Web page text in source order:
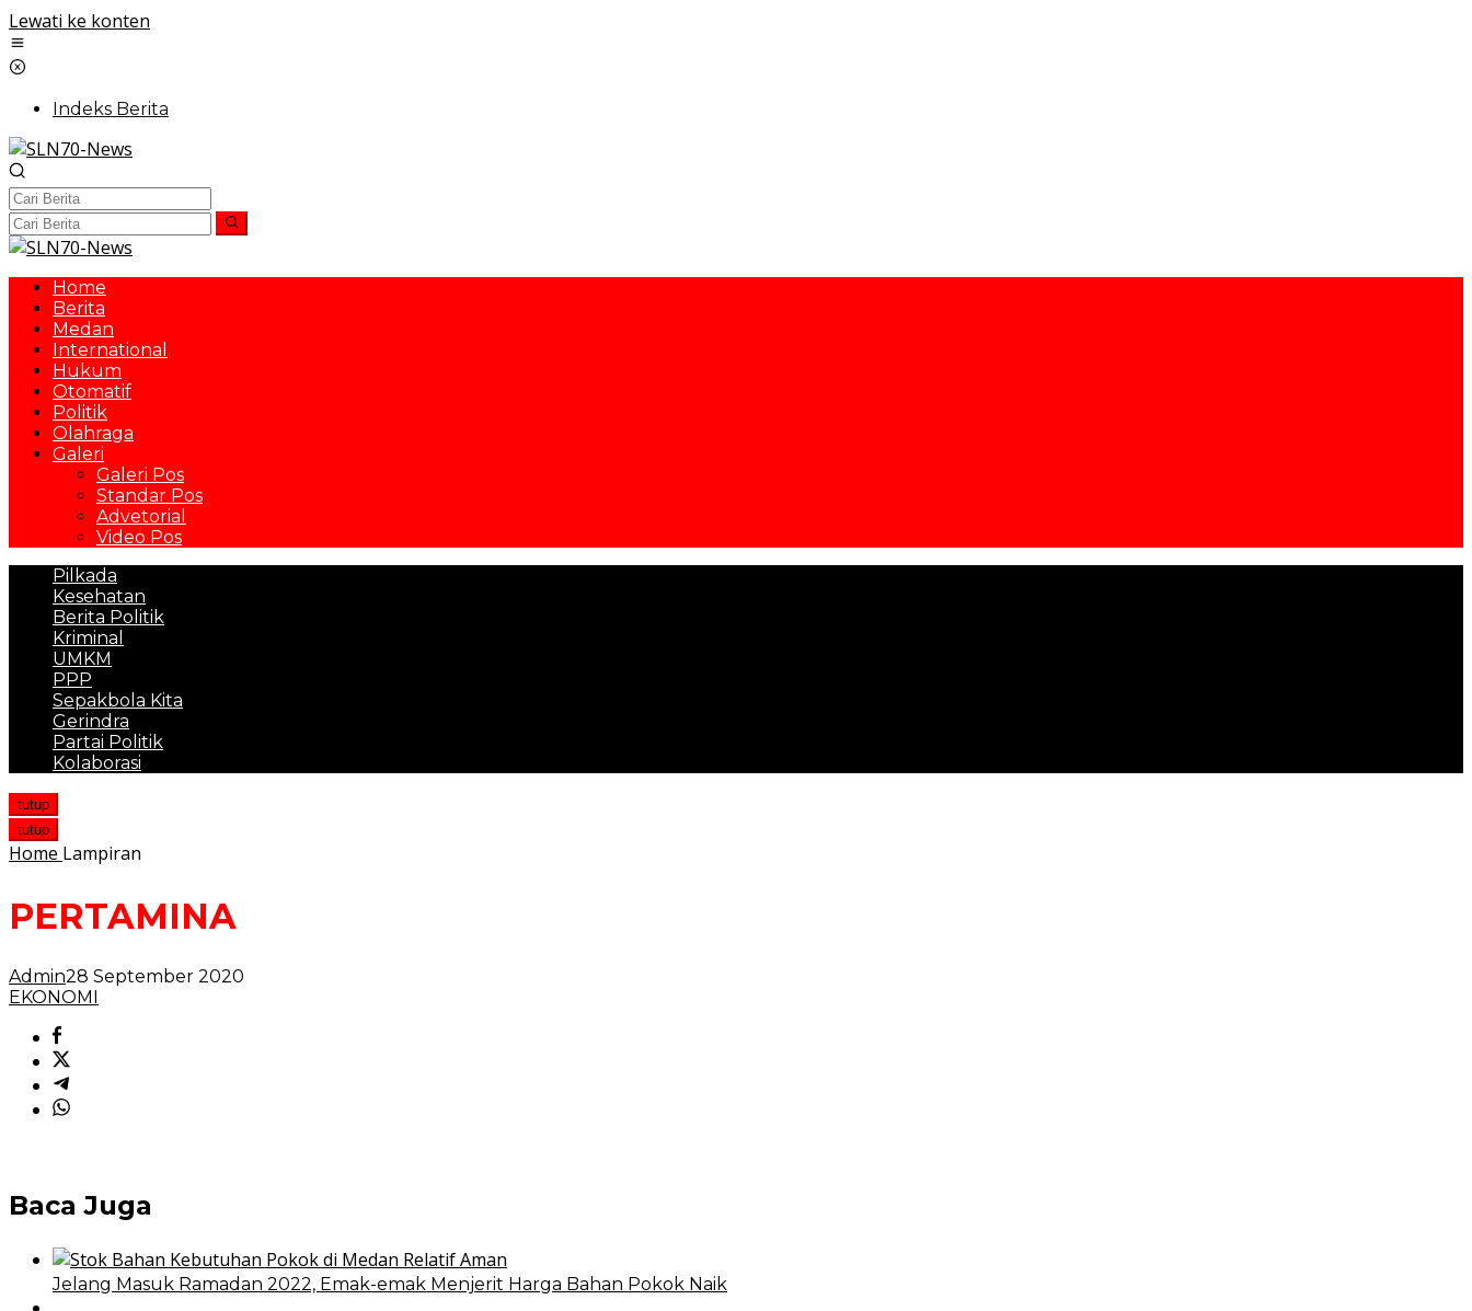
Lewati ke konten
Indeks Berita
Home
Berita
Medan
International
Hukum
Otomatif
Politik
Olahraga
Galeri
Galeri Pos
Standar Pos
Advetorial
Video Pos
Pilkada
Kesehatan
Berita Politik
Kriminal
UMKM
PPP
Sepakbola Kita
Gerindra
Partai Politik
Kolaborasi
tutup
tutup
Home Lampiran
PERTAMINA
Admin28 September 2020
EKONOMI
Baca Juga
Jelang Masuk Ramadan 2022, Emak-emak Menjerit Harga Bahan Pokok Naik